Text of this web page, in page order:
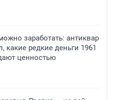
заработать: антиквар
какие редкие деньги 1961
ценностью